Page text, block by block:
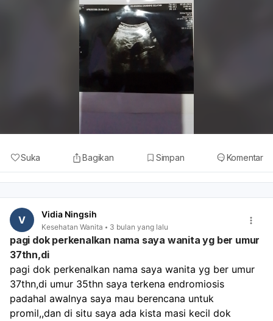
Suka Bagikan Simpan Komentar
V Vidia Ningsih
Kesehatan Wanita 3 bulan yang lalu
pagi dok perkenalkan nama saya wanita yg ber umur
37thn,di
pagi dok perkenalkan nama saya wanita yg ber umur
37thn,di umur 35thn saya terkena endromiosis
padahal awalnya saya mau berencana untuk
promil,,dan di situ saya ada kista masi kecil dok